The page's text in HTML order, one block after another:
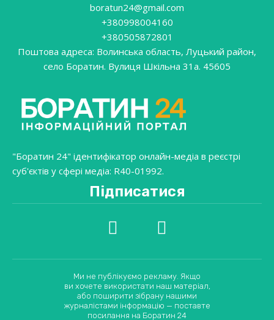
boratun24@gmail.com
+380998004160
+380505872801
Поштова адреса: Волинська область, Луцький район,
село Боратин. Вулиця Шкільна 31a. 45605
"Боратин 24" ідентифікатор онлайн-медіа в реєстрі
суб'єктів у сфері медіа: R40-01992.
Підписатися
Ми не публікуємо рекламу. Якщо
ви хочете використати наш матеріал,
або поширити зібрану нашими
журналістами інформацію — поставте
посилання на Боратин 24